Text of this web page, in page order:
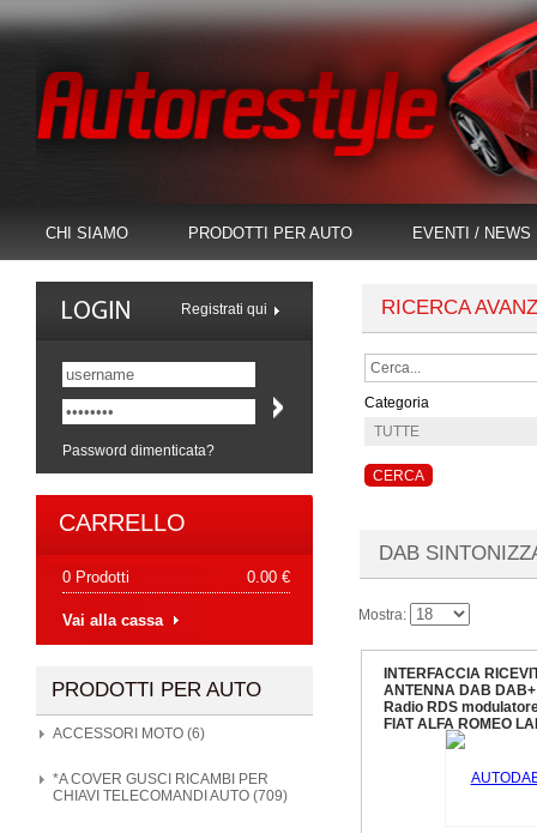
CHI SIAMO PRODOTTI PER AUTO EVENTI / NEWS
PRODOTTI PER AUTO
ACCESSORI MOTO (6)
*A COVER GUSCI RICAMBI PER
CHIAVI TELECOMANDI AUTO (709)
Password dimenticata?
Registrati qui
CARRELLO
0 Prodotti 0.00 €
Vai alla cassa
DAB
RICERCA
Categoria
Mostra:
INTERFACCIA
ANTENNA DAB
Radio RDS
FIAT ALFA ROMEO